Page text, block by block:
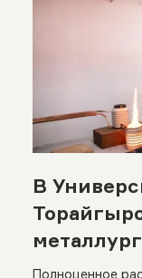
В
Полноценное